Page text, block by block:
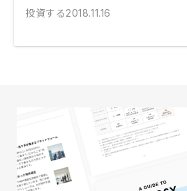
投資する2018.11.16